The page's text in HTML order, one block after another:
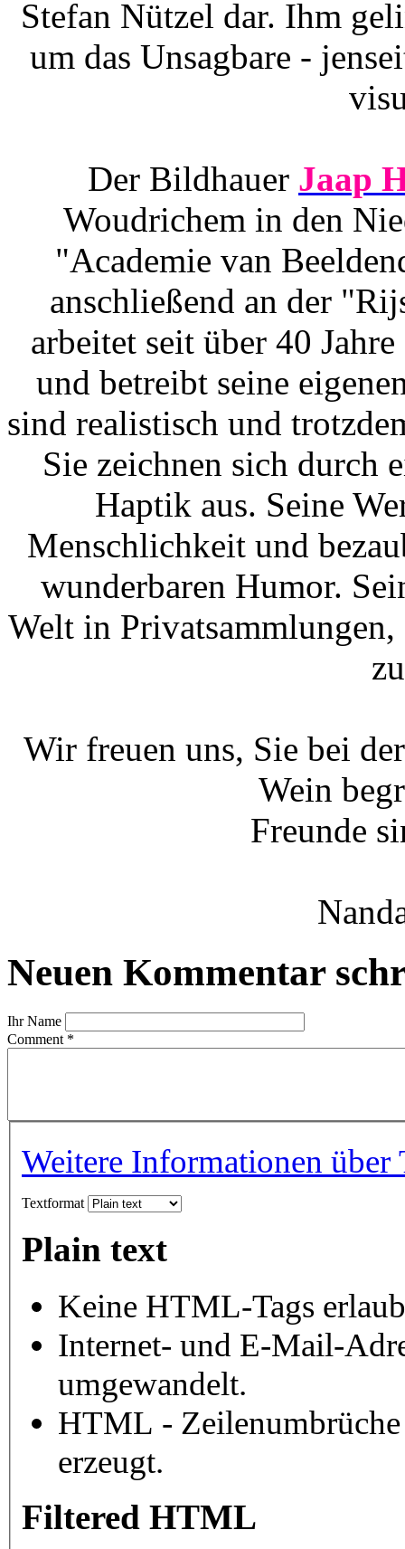
Stefan Nützel dar. Ihm
um das Unsagbare -
Der Bildhauer Jaap
Woudrichem in den
"Academie van
anschließend an der
arbeitet seit über 40
und betreibt seine
sind realistisch und
Sie zeichnen sich durch
Haptik aus. Seine
Menschlichkeit und
wunderbaren Humor.
Welt in
Wir freuen uns, Sie bei
Wein
Freunde
Neuen Kommentar
Ihr Name
Comment *
Weitere Informationen über
Textformat
Plain text
Keine HTML-Tags
Internet- und E-Mail-
umgewandelt.
HTML - Zeilenumbrüche
erzeugt.
Filtered HTML